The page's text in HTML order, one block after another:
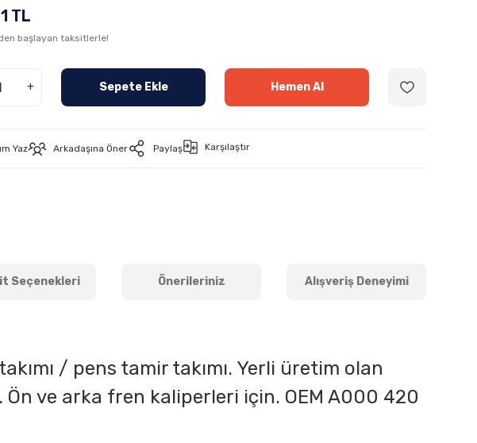
TL
başlayan taksitlerle!
+ Sepete Ekle Hemen Al
Yaz Arkadaşına Öner Paylaş Karşılaştır
Seçenekleri Önerileriniz Alışveriş Deneyimi
/ pens tamir takımı. Yerli üretim olan
ve arka fren kaliperleri için. OEM A000 420